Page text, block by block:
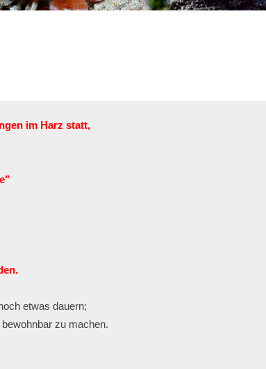
im Harz statt,
etwas dauern;
zu machen.